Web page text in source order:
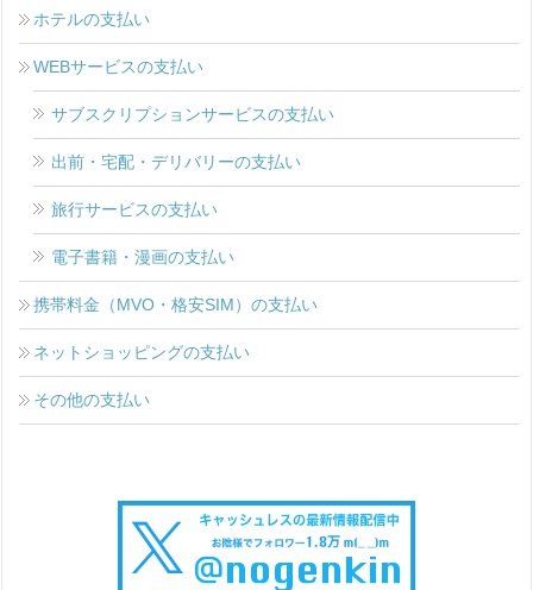
ホテルの支払い
WEBサービスの支払い
サブスクリプションサービスの支払い
出前・宅配・デリバリーの支払い
旅行サービスの支払い
電子書籍・漫画の支払い
携帯料金（MVO・格安SIM）の支払い
ネットショッピングの支払い
その他の支払い